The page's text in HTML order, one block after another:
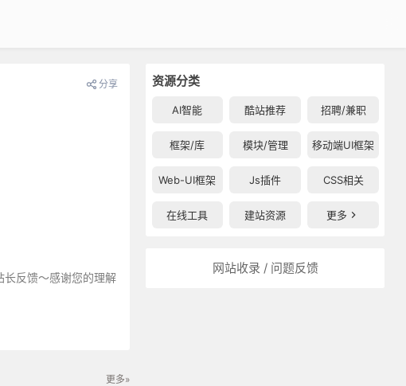
资源分类
AI智能 酷站推荐 招聘/兼职
框架/库 模块/管理 移动端UI框架
Web-UI框架 Js插件 CSS相关
在线工具 建站资源 更多
网站收录 / 问题反馈
分享
反馈～感谢您的理解
更多»